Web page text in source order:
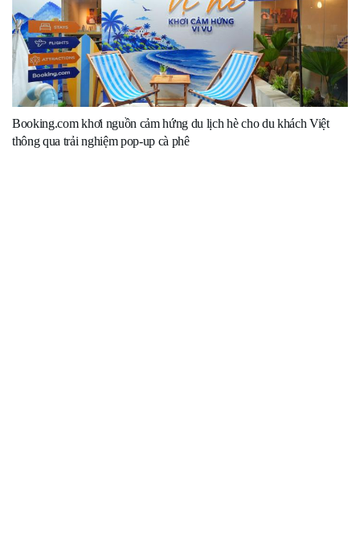
Booking.com khơi nguồn cảm hứng du lịch hè cho du khách Việt
thông qua trải nghiệm pop-up cà phê